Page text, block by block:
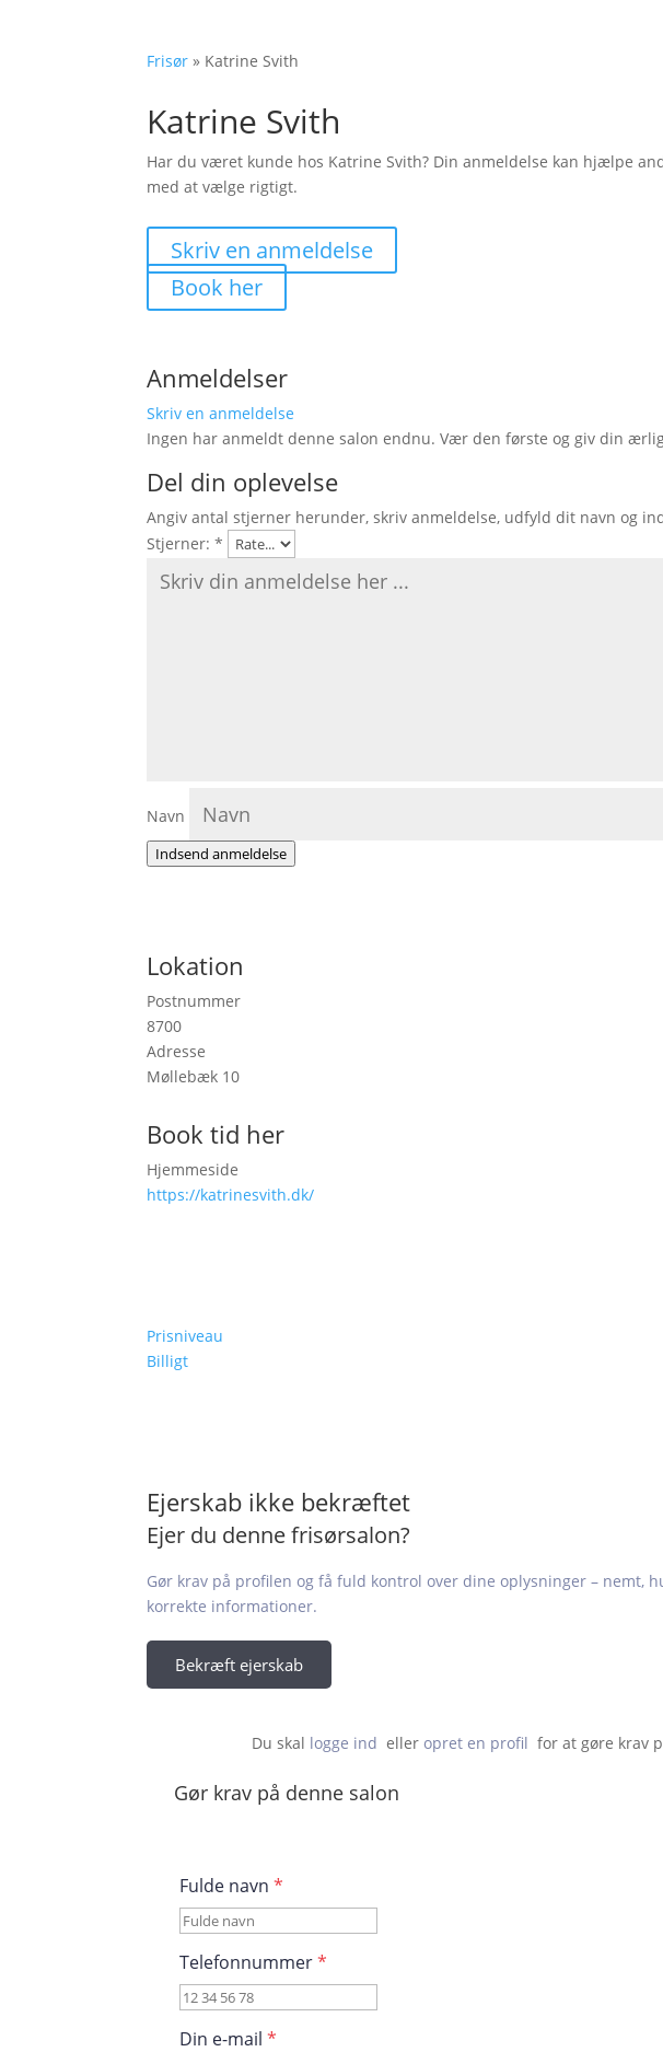
Frisør » Katrine Svith
Katrine Svith
Har du været kunde hos Katrine Svith? Din anmeldelse kan hjælpe
med at vælge rigtigt.
Skriv en anmeldelse
Book her
Anmeldelser
Skriv en anmeldelse
Ingen har anmeldt denne salon endnu. Vær den første og giv din
Del din oplevelse
Angiv antal stjerner herunder, skriv anmeldelse, udfyld dit navn og
Stjerner:*
Navn
Indsend anmeldelse
Lokation
Postnummer
8700
Adresse
Møllebæk 10
Book tid her
Hjemmeside
https://katrinesvith.dk/
Prisniveau
Billigt
Ejerskab ikke bekræftet
Ejer du denne frisørsalon?
Gør krav på profilen og få fuld kontrol over dine oplysninger – nemt,
korrekte informationer.
Bekræft ejerskab
Du skal logge ind eller opret en profil for at gøre
Gør krav på denne salon
Fulde navn*
Telefonnummer*
Din e-mail*